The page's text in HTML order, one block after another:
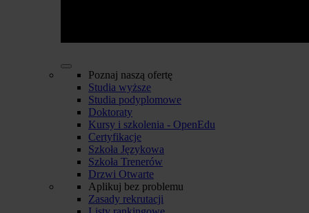
Poznaj naszą ofertę
Studia wyższe
Studia podyplomowe
Doktoraty
Kursy i szkolenia - OpenEdu
Certyfikacje
Szkoła Językowa
Szkoła Trenerów
Drzwi Otwarte
Aplikuj bez problemu
Zasady rekrutacji